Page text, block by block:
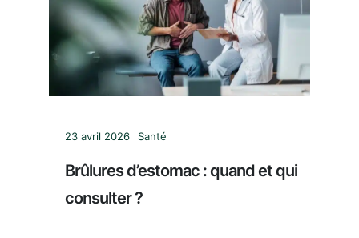
23 avril 2026 Santé
Brûlures d’estomac : quand et qui
consulter ?